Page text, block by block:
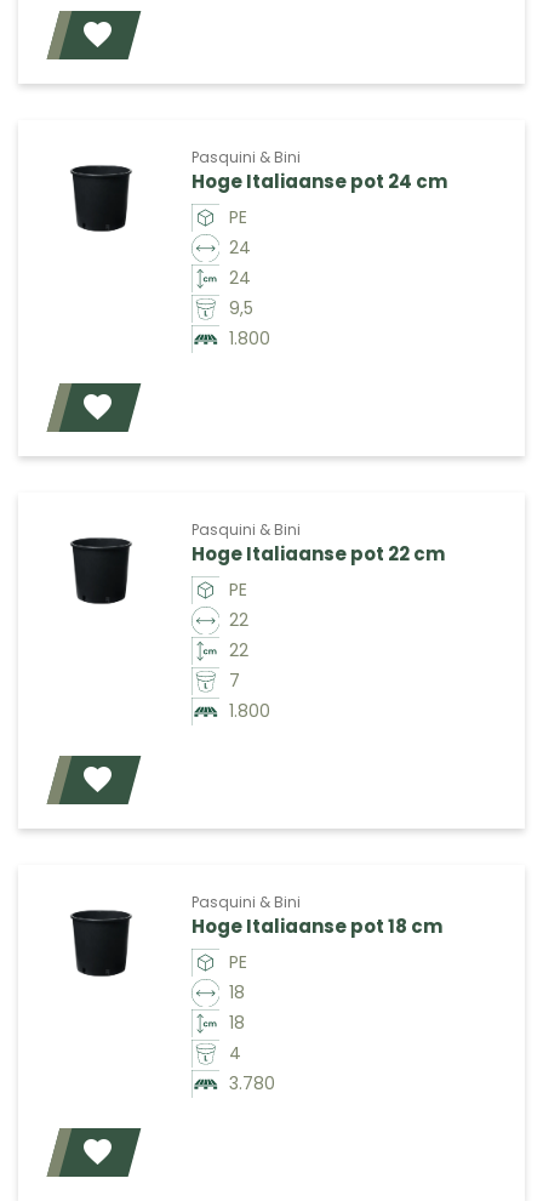
Pasquini & Bini
Hoge Italiaanse pot 24 cm
PE
24
24
9,5
1.800
Pasquini & Bini
Hoge Italiaanse pot 22 cm
PE
22
22
7
1.800
Pasquini & Bini
Hoge Italiaanse pot 18 cm
PE
18
18
4
3.780